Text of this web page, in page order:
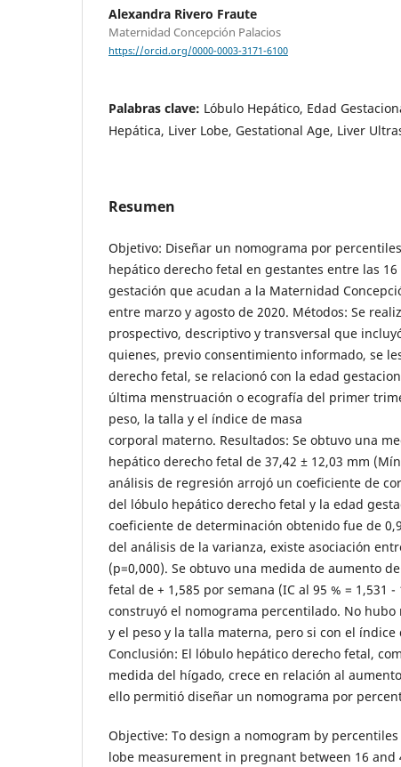
Alexandra Rivero Fraute
Maternidad Concepción Palacios
https://orcid.org/0000-0003-3171-6100
Palabras clave: Lóbulo Hepático, Edad
Hepática, Liver Lobe, Gestational Age, Liver
Resumen
Objetivo: Diseñar un nomograma por
hepático derecho fetal en gestantes entre las 16
gestación que acudan a la Maternidad
entre marzo y agosto de 2020. Métodos: Se
prospectivo, descriptivo y transversal que
quienes, previo consentimiento informado, se
derecho fetal, se relacionó con la edad
última menstruación o ecografía del primer
peso, la talla y el índice de masa
corporal materno. Resultados: Se obtuvo una
hepático derecho fetal de 37,42 ± 12,03 mm
análisis de regresión arrojó un coeficiente de
del lóbulo hepático derecho fetal y la edad
coeficiente de determinación obtenido fue de
del análisis de la varianza, existe asociación
(p=0,000). Se obtuvo una medida de aumento
fetal de + 1,585 por semana (IC al 95 % = 1,531 -
construyó el nomograma percentilado. No
y el peso y la talla materna, pero si con el índice
Conclusión: El lóbulo hepático derecho fetal,
medida del hígado, crece en relación al
ello permitió diseñar un nomograma por
Objective: To design a nomogram by
lobe measurement in pregnant between 16 and